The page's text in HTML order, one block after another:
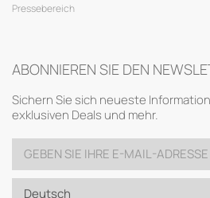
Pressebereich
ABONNIEREN SIE DEN
Sichern Sie sich neueste
exklusiven Deals und mehr.
Deutsch